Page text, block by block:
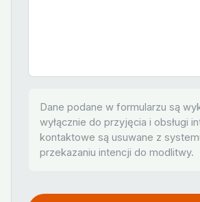
Dane podane w formularzu są
wyłącznie do przyjęcia i obsługi
kontaktowe są usuwane z
przekazaniu intencji do modlitwy.